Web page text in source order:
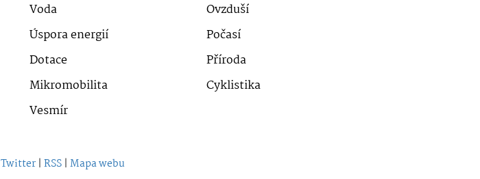
Voda
Ovzduší
Úspora energií
Počasí
Dotace
Příroda
Mikromobilita
Cyklistika
Vesmír
Twitter | RSS | Mapa webu